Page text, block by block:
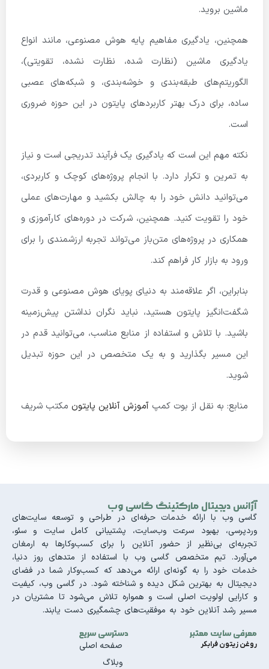
ماشین بروید.
همچنین، یادگیری مفاهیم پایه هوش مصنوعی، مانند انواع
یادگیری ماشین (نظارت شده، نظارت نشده، تقویتی)،
الگوریتم‌های طبقه‌بندی و خوشه‌بندی، و شبکه‌های عصبی
ساده، برای درک بهتر کاربردهای پایتون در این حوزه ضروری
است.
نکته مهم این است که یادگیری یک فرآیند تدریجی است و نیاز
به تمرین و تکرار دارد. با انجام پروژه‌های کوچک و کاربردی،
می‌توانید دانش خود را به چالش بکشید و مهارت‌های عملی
خود را تقویت کنید. همچنین، شرکت در دوره‌های کارآموزی و
همکاری در پروژه‌های متن‌باز می‌تواند تجربه ارزشمندی را برای
ورود به بازار کار فراهم کند.
بنابراین، اگر علاقه‌مند به دنیای پویای هوش مصنوعی و قدرت
شگفت‌انگیز پایتون هستید، نباید نگران نداشتن پیش‌زمینه
باشید. با تلاش و استفاده از منابع مناسب، می‌توانید قدم در
این مسیر بگذارید و به یک متخصص در این حوزه تبدیل
شوید.
منابع: به نقل از بوت کمپ آموزش آنلاین پایتون مکتب شریف
آژانس دیجیتال مارکتینگ گاسی وب
گاسی وب با ارائه خدمات حرفه‌ای در طراحی و توسعه سایت‌های
وردپرسی، بهبود سرعت وب‌سایت، پشتیبانی کامل سایت و سئو،
تجربه‌ای بی‌نظیر از حضور آنلاین را برای کسب‌وکارها به ارمغان
می‌آورد. تیم متخصص گاسی وب با استفاده از متدهای روز دنیا،
خدمات خود را به گونه‌ای ارائه می‌دهد که کسب‌وکار شما در فضای
دیجیتال به بهترین شکل دیده و شناخته شود. در گاسی وب، کیفیت
و کارایی اولویت اصلی است و همواره تلاش می‌شود تا مشتریان در
مسیر رشد آنلاین خود به موفقیت‌های چشمگیری دست یابند.
معرفی سایت معتبر
روغن زیتون فرابکر
دسترسی سریع
صفحه اصلی
وبلاگ